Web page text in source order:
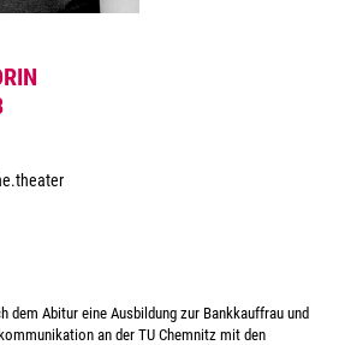
dem Abitur eine Ausbildung zur Bankkauffrau und
an der TU Chemnitz mit den